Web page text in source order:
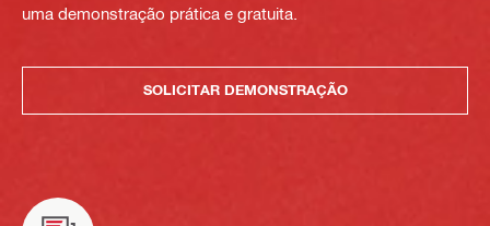
uma demonstração prática e gratuita.
SOLICITAR DEMONSTRAÇÃO